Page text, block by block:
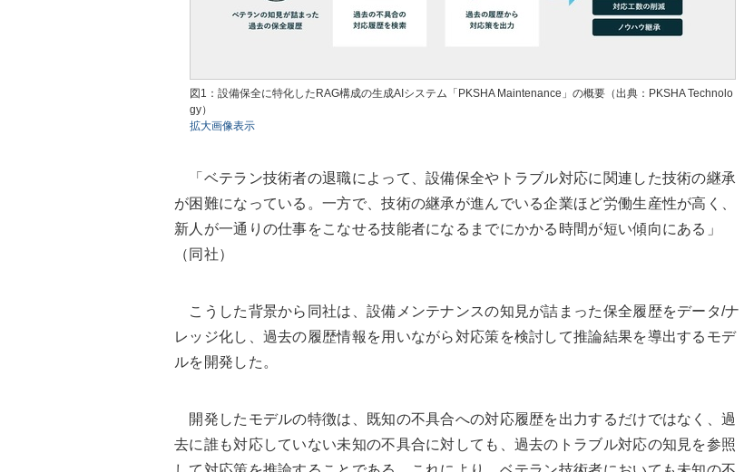
図1：設備保全に特化したRAG構成の生成AIシステム「PKSHA Maintenance」の概要（出典：PKSHA Technolo
gy）
拡大画像表示
「ベテラン技術者の退職によって、設備保全やトラブル対応に関連した技術の継承
が困難になっている。一方で、技術の継承が進んでいる企業ほど労働生産性が高く、
新人が一通りの仕事をこなせる技能者になるまでにかかる時間が短い傾向にある」
（同社）
こうした背景から同社は、設備メンテナンスの知見が詰まった保全履歴をデータ/ナ
レッジ化し、過去の履歴情報を用いながら対応策を検討して推論結果を導出するモデ
ルを開発した。
開発したモデルの特徴は、既知の不具合への対応履歴を出力するだけではなく、過
去に誰も対応していない未知の不具合に対しても、過去のトラブル対応の知見を参照